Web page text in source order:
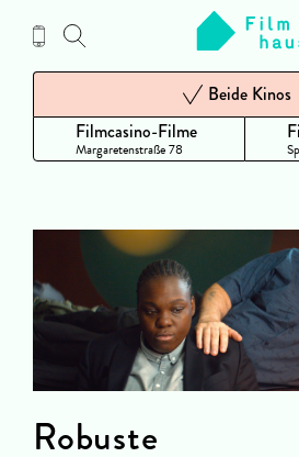
Inhalt
Filmcasino-Filme
Margaretenstraße 78
Beide Kinos
Robuste